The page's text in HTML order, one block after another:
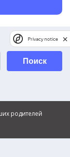
Поиск
родителей
Privacy notice